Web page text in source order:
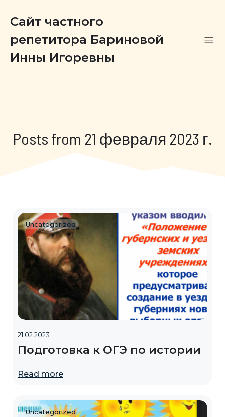
Сайт частного
репетитора Бариновой
Инны Игоревны
Posts from 21 февраля 2023 г.
Uncategorized
21.02.2023
Подготовка к ОГЭ по истории
Read more
Uncategorized